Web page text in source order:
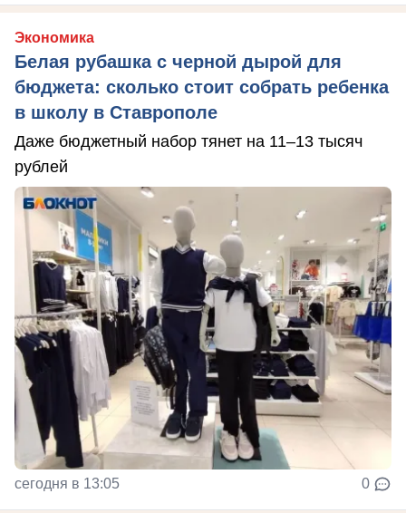
Экономика
Белая рубашка с черной дырой для
бюджета: сколько стоит собрать ребенка
в школу в Ставрополе
Даже бюджетный набор тянет на 11–13 тысяч
рублей
сегодня в 13:05 0